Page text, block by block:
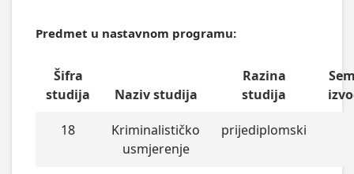
Predmet u nastavnom programu:
Šifra
studija
Naziv studija
Razina
studija
18
Kriminalističko
usmjerenje
prijediplomski